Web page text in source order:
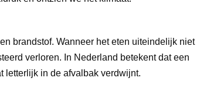
brandstof. Wanneer het eten uiteindelijk niet
verloren. In Nederland betekent dat een
letterlijk in de afvalbak verdwijnt.